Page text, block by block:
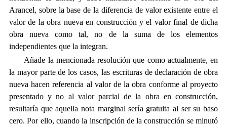
Arancel, sobre la base de la diferencia de valor existente entre el
valor de la obra nueva en construcción y el valor final de dicha
obra nueva como tal, no de la suma de los elementos
independientes que la integran.
Añade la mencionada resolución que  como actualmente, en
la mayor parte de los casos, las escrituras de declaración de obra
nueva hacen referencia al valor de la obra conforme al proyecto
presentado y no al valor parcial de la obra en construcción,
resultaría que aquella nota marginal sería gratuita al ser su baso
cero. Por ello, cuando la inscripción de la construcción se minutó